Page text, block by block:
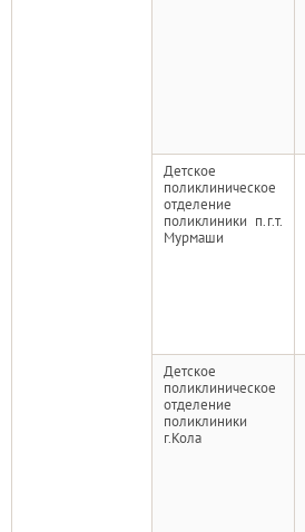
Детское
поликлиническое
отделение
поликлиники п.г.т.
Мурмаши
Детское
поликлиническое
отделение
поликлиники
г.Кола